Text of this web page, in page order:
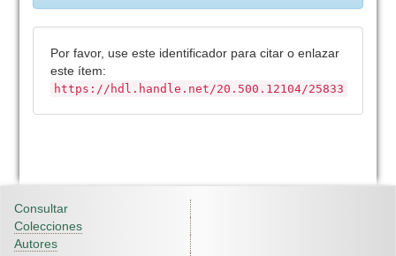
Por favor, use este identificador para citar o enlazar
este ítem:
https://hdl.handle.net/20.500.12104/25833
Consultar
Colecciones
Autores